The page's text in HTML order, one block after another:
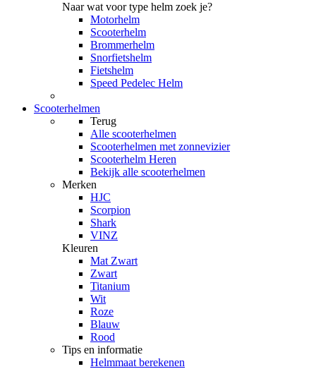
Naar wat voor type helm zoek je?
Motorhelm
Scooterhelm
Brommerhelm
Snorfietshelm
Fietshelm
Speed Pedelec Helm
Scooterhelmen
Terug
Alle scooterhelmen
Scooterhelmen met zonnevizier
Scooterhelm Heren
Bekijk alle scooterhelmen
Merken
HJC
Scorpion
Shark
VINZ
Kleuren
Mat Zwart
Zwart
Titanium
Wit
Roze
Blauw
Rood
Tips en informatie
Helmmaat berekenen